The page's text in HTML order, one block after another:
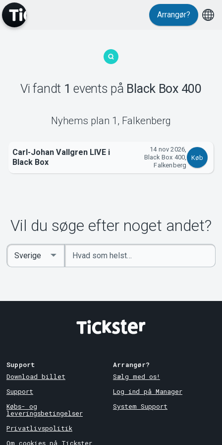
MyTickster
Om Tickster
Arrangør?
Vi fandt 1 events på Black Box 400
Nyhems plan 1 , Falkenberg
Carl-Johan Vallgren LIVE i
Black Box
14 nov 2026,
Black Box 400,
Falkenberg
Køb
Vil du søge efter noget andet?
Indtast
søgeord
Select
Country
Support
Download billet
Support
Købs- og
leveringsbetingelser
Privatlivspolitik
Om cookies på Tickster
Arrangør?
Sælg med os!
Log ind på Manager
System Support